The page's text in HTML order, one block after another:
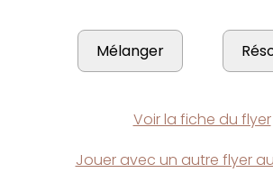
Voir la fiche du flyer
Jouer avec un autre flyer